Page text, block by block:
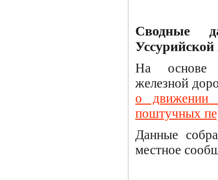
Сводные
Уссурийской
На основе
железной
о движении
поштучных
Данные
местное